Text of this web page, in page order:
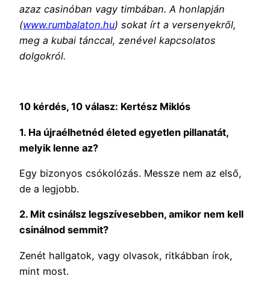
azaz casinóban vagy timbában. A honlapján
(www.rumbalaton.hu) sokat írt a versenyekről,
meg a kubai tánccal, zenével kapcsolatos
dolgokról.
10 kérdés, 10 válasz: Kertész Miklós
1. Ha újraélhetnéd életed egyetlen pillanatát,
melyik lenne az?
Egy bizonyos csókolózás. Messze nem az első,
de a legjobb.
2. Mit csinálsz legszívesebben, amikor nem kell
csinálnod semmit?
Zenét hallgatok, vagy olvasok, ritkábban írok,
mint most.